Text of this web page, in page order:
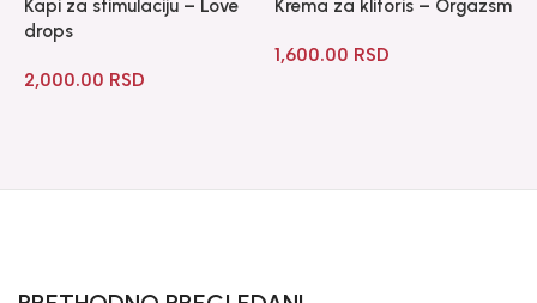
Kapi za stimulaciju – Love
drops
2,000.00 RSD
Krema za klitoris – Orgazsm
1,600.00 RSD